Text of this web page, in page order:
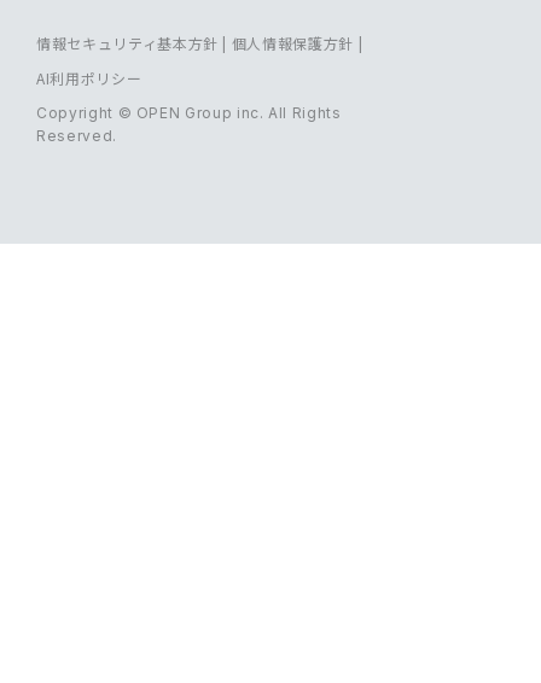
Copyright © OPEN Group inc. All Rights
Reserved.
情報セキュリティ基本方針 | 個人情報保護方針 |
AI利用ポリシー